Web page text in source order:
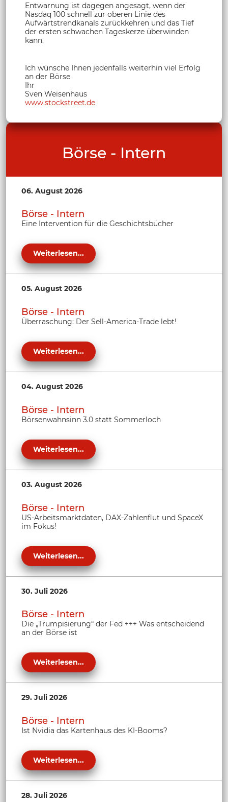
Entwarnung ist dagegen angesagt, wenn der
Nasdaq 100 schnell zur oberen Linie des
Aufwärtstrendkanals zurückkehren und das Tief
der ersten schwachen Tageskerze überwinden
kann.
Ich wünsche Ihnen jedenfalls weiterhin viel Erfolg
an der Börse
Ihr
Sven Weisenhaus
www.stockstreet.de
Börse - Intern
06. August 2026
Börse - Intern
Eine Intervention für die Geschichtsbücher
Weiterlesen...
05. August 2026
Börse - Intern
Überraschung: Der Sell-America-Trade lebt!
Weiterlesen...
04. August 2026
Börse - Intern
Börsenwahnsinn 3.0 statt Sommerloch
Weiterlesen...
03. August 2026
Börse - Intern
US-Arbeitsmarktdaten, DAX-Zahlenflut und SpaceX
im Fokus!
Weiterlesen...
30. Juli 2026
Börse - Intern
Die „Trumpisierung“ der Fed +++ Was entscheidend
an der Börse ist
Weiterlesen...
29. Juli 2026
Börse - Intern
Ist Nvidia das Kartenhaus des KI-Booms?
Weiterlesen...
28. Juli 2026